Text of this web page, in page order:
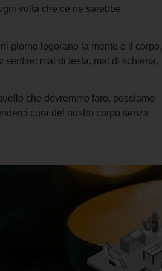
volta che ce ne sarebbe
giorno logorano la mente e il corpo,
sentire: mal di testa, mal di schiena,
che dovremmo fare, possiamo
cura del nostro corpo senza